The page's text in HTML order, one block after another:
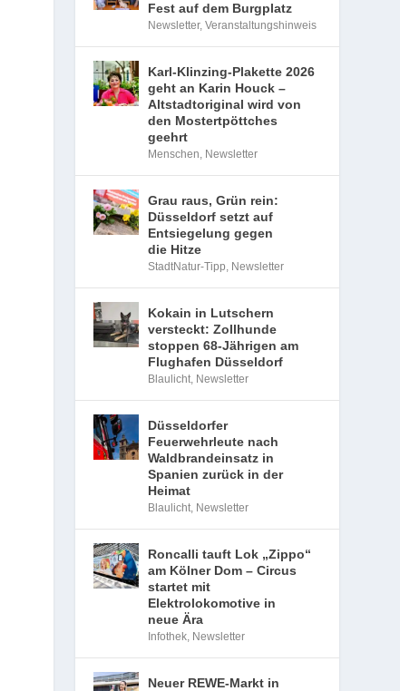
Fest auf dem Burgplatz
Newsletter,Veranstaltungshinweis
Karl-Klinzing-Plakette 2026
geht an Karin Houck –
Altstadtoriginal wird von
den Mostertpöttches
geehrt
Menschen, Newsletter
Grau raus, Grün rein:
Düsseldorf setzt auf
Entsiegelung gegen
die Hitze
StadtNatur-Tipp, Newsletter
Kokain in Lutschern
versteckt: Zollhunde
stoppen 68-Jährigen am
Flughafen Düsseldorf
Blaulicht, Newsletter
Düsseldorfer
Feuerwehrleute nach
Waldbrandeinsatz in
Spanien zurück in der
Heimat
Blaulicht, Newsletter
Roncalli tauft Lok „Zippo“
am Kölner Dom – Circus
startet mit
Elektrolokomotive in
neue Ära
Infothek, Newsletter
Neuer REWE-Markt in